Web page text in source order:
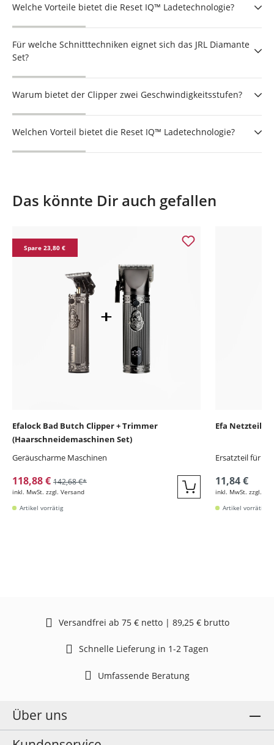
Welche Vorteile bietet die Reset IQ™ Ladetechnologie?
Für welche Schnitttechniken eignet sich das JRL Diamante
Set?
Warum bietet der Clipper zwei Geschwindigkeitsstufen?
Welchen Vorteil bietet die Reset IQ™ Ladetechnologie?
Das könnte Dir auch gefallen
Spare 23,80 €
Efalock Bad Butch Clipper + Trimmer
(Haarschneidemaschinen Set)
Geräuscharme Maschinen
118,88 € 142,68 €*
inkl. MwSt. zzgl. Versand Quickbuy
Artikel vorrätig
Efa Netzteil
Ersatzteil für
11,84 €
inkl. MwSt. zzgl.
Artikel vorrätig
Versandfrei ab 75 € netto | 89,25 € brutto
Schnelle Lieferung in 1-2 Tagen
Umfassende Beratung
Über uns